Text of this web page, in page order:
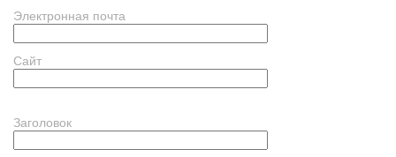
Электронная почта
Сайт
Заголовок